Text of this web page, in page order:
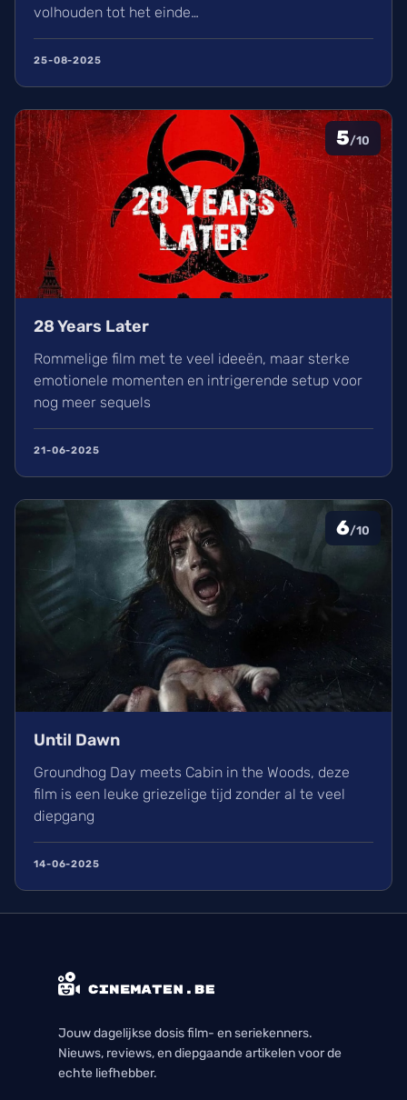
volhouden tot het einde…
25-08-2025
5/10
28 Years Later
Rommelige film met te veel ideeën, maar sterke
emotionele momenten en intrigerende setup voor
nog meer sequels
21-06-2025
6/10
Until Dawn
Groundhog Day meets Cabin in the Woods, deze
film is een leuke griezelige tijd zonder al te veel
diepgang
14-06-2025
Jouw dagelijkse dosis film- en seriekenners.
Nieuws, reviews, en diepgaande artikelen voor de
echte liefhebber.